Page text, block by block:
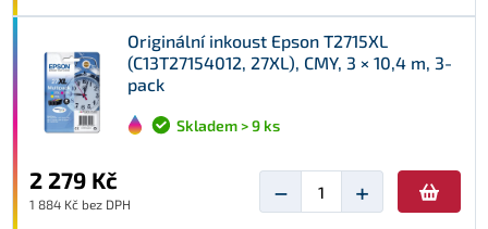
Originální inkoust Epson T2715XL
(C13T27154012, 27XL), CMY, 3 × 10,4 m, 3-
pack
Skladem > 9 ks
2 279 Kč
1 884 Kč bez DPH − +